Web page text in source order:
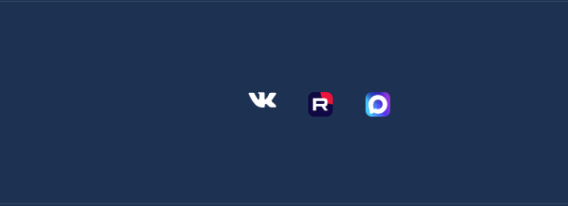
Мы во Вконтакте
Мы в TelegramМы в Telegram